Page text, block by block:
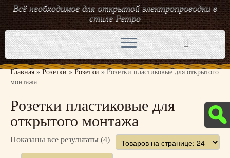
Перейти
к
содержимому
Всё необходимое для открытой электропроводки в
стиле Ретро
Главная » Розетки » Розетки » Розетки пластиковые для открытого
монтажа
Розетки пластиковые для
открытого монтажа
Показаны все результаты (4)